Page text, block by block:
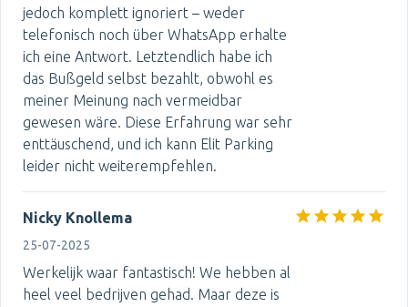
jedoch komplett ignoriert – weder
telefonisch noch über WhatsApp erhalte
ich eine Antwort. Letztendlich habe ich
das Bußgeld selbst bezahlt, obwohl es
meiner Meinung nach vermeidbar
gewesen wäre. Diese Erfahrung war sehr
enttäuschend, und ich kann Elit Parking
leider nicht weiterempfehlen.
Nicky Knollema
25-07-2025
Werkelijk waar fantastisch! We hebben al
heel veel bedrijven gehad. Maar deze is